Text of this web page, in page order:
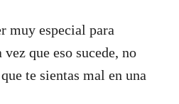
muy especial para
que eso sucede, no
te sientas mal en una